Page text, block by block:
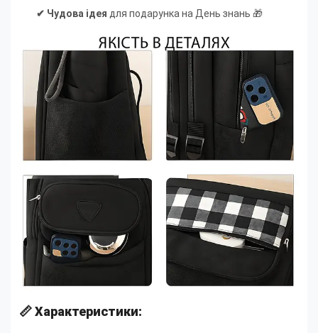
✔ Чудова ідея для подарунка на День знань 🎁
📏Характеристики: